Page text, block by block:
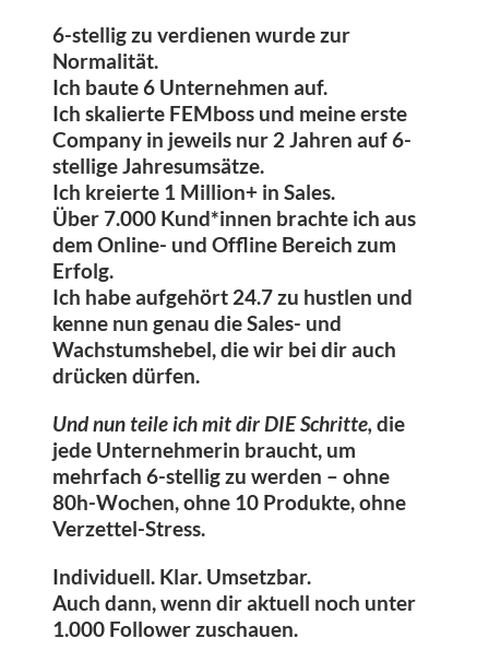
6-stellig zu verdienen wurde zur
Normalität.
Ich baute 6 Unternehmen auf.
Ich skalierte FEMboss und meine erste
Company in jeweils nur 2 Jahren auf 6-
stellige Jahresumsätze.
Ich kreierte 1 Million+ in Sales.
Über 7.000 Kund*innen brachte ich aus
dem Online- und Offline Bereich zum
Erfolg.
Ich habe aufgehört 24.7 zu hustlen und
kenne nun genau die Sales- und
Wachstumshebel, die wir bei dir auch
drücken dürfen.
Und nun teile ich mit dir DIE Schritte,die
jede Unternehmerin braucht, um
mehrfach 6-stellig zu werden – ohne
80h-Wochen, ohne 10 Produkte, ohne
Verzettel-Stress.
Individuell. Klar. Umsetzbar.
Auch dann, wenn dir aktuell noch unter
1.000 Follower zuschauen.